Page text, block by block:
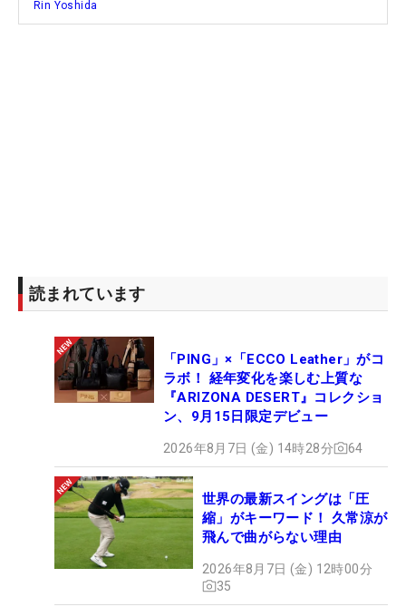
Rin Yoshida
読まれています
「PING」×「ECCO Leather」がコ
ラボ！ 経年変化を楽しむ上質な
『ARIZONA DESERT』コレクショ
ン、9月15日限定デビュー
2026年8月7日 (金) 14時28分 64
世界の最新スイングは「圧
縮」がキーワード！ 久常涼が
飛んで曲がらない理由
2026年8月7日 (金) 12時00分
35